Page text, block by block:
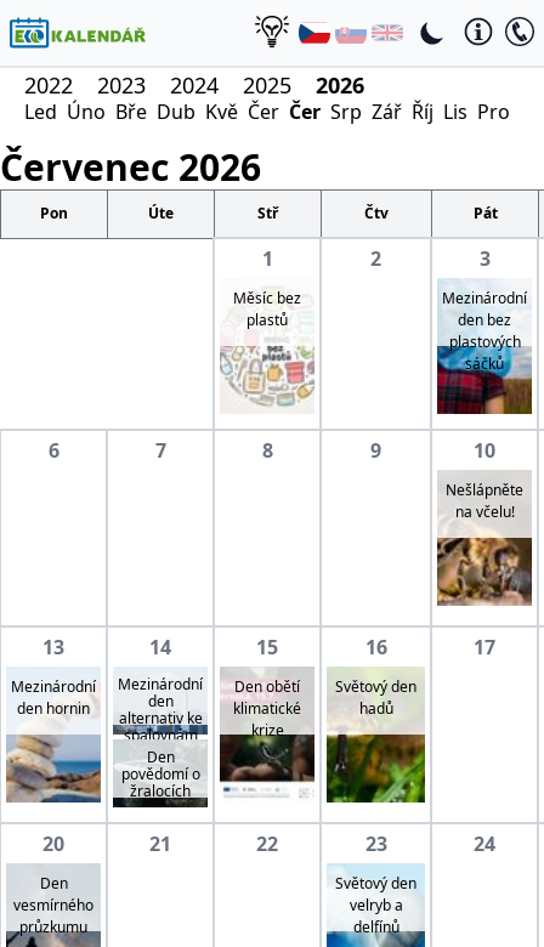
2022 2023 2024 2025 2026
Led Úno Bře Dub Kvě Čer Čer Srp Zář Říj Lis Pro
Červenec 2026
Pon Úte Stř Čtv Pát
1
Měsíc bez
plastů
2 3
Mezinárodní
den bez
plastových
sáčků
6 7 8 9 10
Nešlápněte
na včelu!
13
Mezinárodní
den hornin
14
Mezinárodní
den
alternativ ke
spalovnám
Den
povědomí o
žralocích
15
Den obětí
klimatické
krize
16
Světový den
hadů
17
20
Den
vesmírného
průzkumu
21 22 23
Světový den
velryb a
delfínů
24